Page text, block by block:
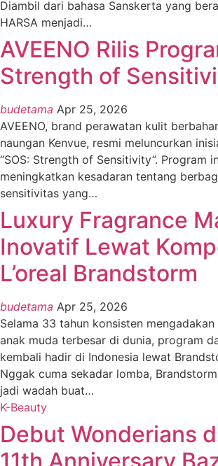
Diambil dari bahasa Sanskerta yang
HARSA menjadi…
AVEENO Rilis
Strength of
budetama Apr 25, 2026
AVEENO, brand perawatan kulit
naungan Kenvue, resmi meluncurkan
“SOS: Strength of Sensitivity”. Program
meningkatkan kesadaran tentang
sensitivitas yang…
Luxury Fragrance
Inovatif Lewat
L’oreal Brandstorm
budetama Apr 25, 2026
Selama 33 tahun konsisten
anak muda terbesar di dunia, program
kembali hadir di Indonesia lewat
Nggak cuma sekadar lomba,
jadi wadah buat…
K-Beauty
Debut Wonderians